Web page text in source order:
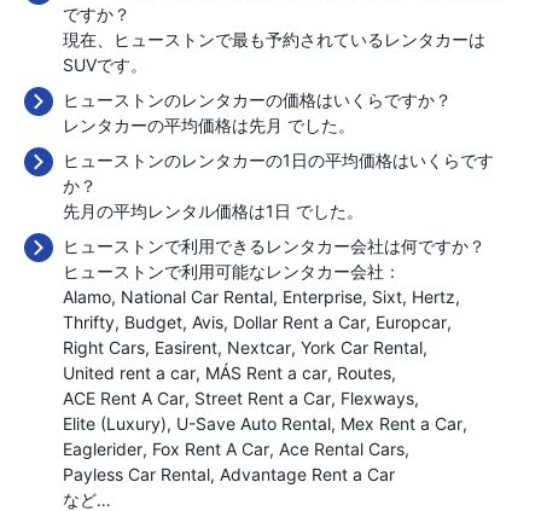
ですか？
現在、ヒューストンで最も予約されているレンタカーは
SUVです。
ヒューストンのレンタカーの価格はいくらですか？
レンタカーの平均価格は先月 でした。
ヒューストンのレンタカーの1日の平均価格はいくらです
か？
先月の平均レンタル価格は1日 でした。
ヒューストンで利用できるレンタカー会社は何ですか？
ヒューストンで利用可能なレンタカー会社：
Alamo National Car Rental Enterprise Sixt Hertz
Thrifty Budget Avis Dollar Rent a Car Europcar
Right Cars Easirent Nextcar York Car Rental
United rent a car MÁS Rent a car Routes
ACE Rent A Car Street Rent a Car Flexways
Elite (Luxury) U-Save Auto Rental Mex Rent a Car
Eaglerider Fox Rent A Car Ace Rental Cars
Payless Car Rental Advantage Rent a Car
など…